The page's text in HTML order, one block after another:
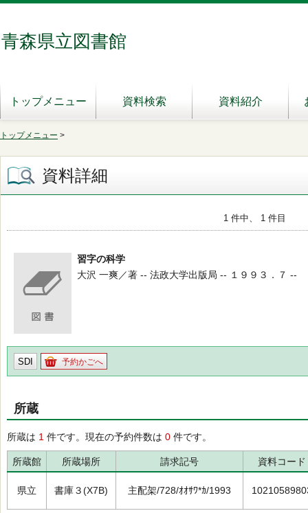
青森県立図書館
トップメニュー 資料検索 資料紹介
トップメニュー >
資料詳細
1 件中、 1 件目
習字の科学
大沢 一爽／著 -- 法政大学出版局 -- １９９３．７ --
SDI 予約かごへ
所蔵
所蔵は 1 件です。現在の予約件数は 0 件です。
所蔵館 所蔵場所 請求記号 資料コード
県立 書庫３(X7B) 主配架/728/ｵｵｻﾜ*ｶ/1993